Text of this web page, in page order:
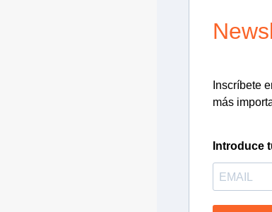
Inscríbete
más
Introduce